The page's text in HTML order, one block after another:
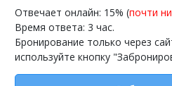
Отвечает онлайн: 15% (почти
Время ответа: 3 час.
Бронирование только через
используйте кнопку